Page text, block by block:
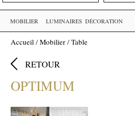
MOBILIER LUMINAIRES DÉCORATION
Accueil /Mobilier /Table
 RETOUR
OPTIMUM